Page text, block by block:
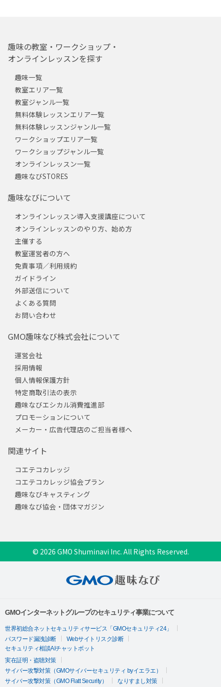
趣味の教室・ワークショップ・
オンラインレッスンを探す
趣味一覧
教室エリア一覧
教室ジャンル一覧
無料体験レッスンエリア一覧
無料体験レッスンジャンル一覧
ワークショップエリア一覧
ワークショップジャンル一覧
オンラインレッスン一覧
趣味なびSTORES
趣味なびについて
オンラインレッスン導入支援講座について
オンラインレッスンのやり方、始め方
主催する
教室運営者の方へ
免責事項／利用規約
ガイドライン
外部送信について
よくある質問
お問い合わせ
GMO趣味なび株式会社について
運営会社
採用情報
個人情報保護方針
特定商取引法の表示
趣味なびエシカル消費推進部
プロモーションについて
メーカー・広告代理店のご担当者様へ
関連サイト
コエテコカレッジ
コエテコカレッジ協会プラン
趣味なびキャスティング
趣味なび協会・団体マガジン
© 2026 GMO Shuminavi Inc. All Rights Reserved.